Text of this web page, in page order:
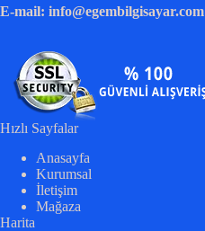
E-mail: info@egembilgisayar.com
Hızlı Sayfalar
Anasayfa
Kurumsal
İletişim
Mağaza
Harita